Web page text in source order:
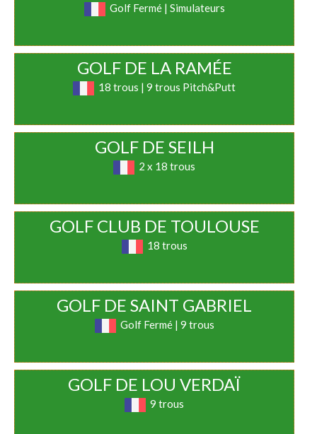
Golf Fermé | Simulateurs
GOLF DE LA RAMÉE
18 trous | 9 trous Pitch&Putt
GOLF DE SEILH
2 x 18 trous
GOLF CLUB DE TOULOUSE
18 trous
GOLF DE SAINT GABRIEL
Golf Fermé | 9 trous
GOLF DE LOU VERDAÏ
9 trous